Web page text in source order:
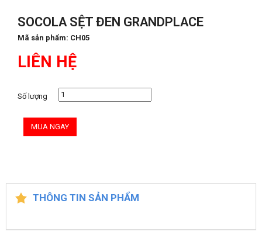
SOCOLA SỆT ĐEN GRANDPLACE
Mã sản phẩm: CH05
LIÊN HỆ
Số lượng
MUA NGAY
THÔNG TIN SẢN PHẨM